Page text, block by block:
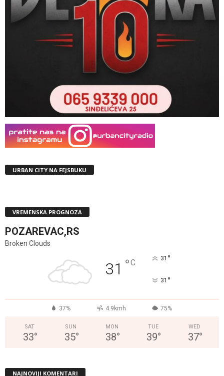
URBAN CITY NA FEJSBUKU
VREMENSKA PROGNOZA
POZAREVAC,RS
Broken Clouds
31 °C 31 °
31 °
37% 4.9kmh 75%
SAT
33°
SUN
35°
MON
38°
TUE
39°
WED
37°
NAJNOVIJI KOMENTARI